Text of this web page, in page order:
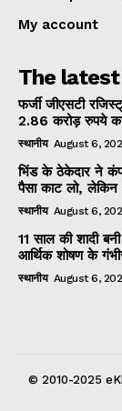
My account
The latest
फर्जी जीएसटी
2.86 करोड़ रुपये
स्थानीय August 6,
भिंड के ठेकेदार ने
पैसा काट लो,
स्थानीय August 6,
11 साल की शादी
आर्थिक शोषण के
स्थानीय August 6,
© 2010-2025